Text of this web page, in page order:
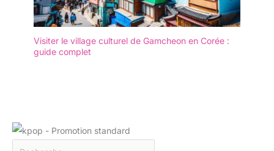
Visiter le village culturel de Gamcheon en Corée :
guide complet